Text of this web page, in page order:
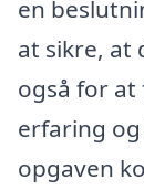
en
at sikre, at
også for
erfaring
opgaven